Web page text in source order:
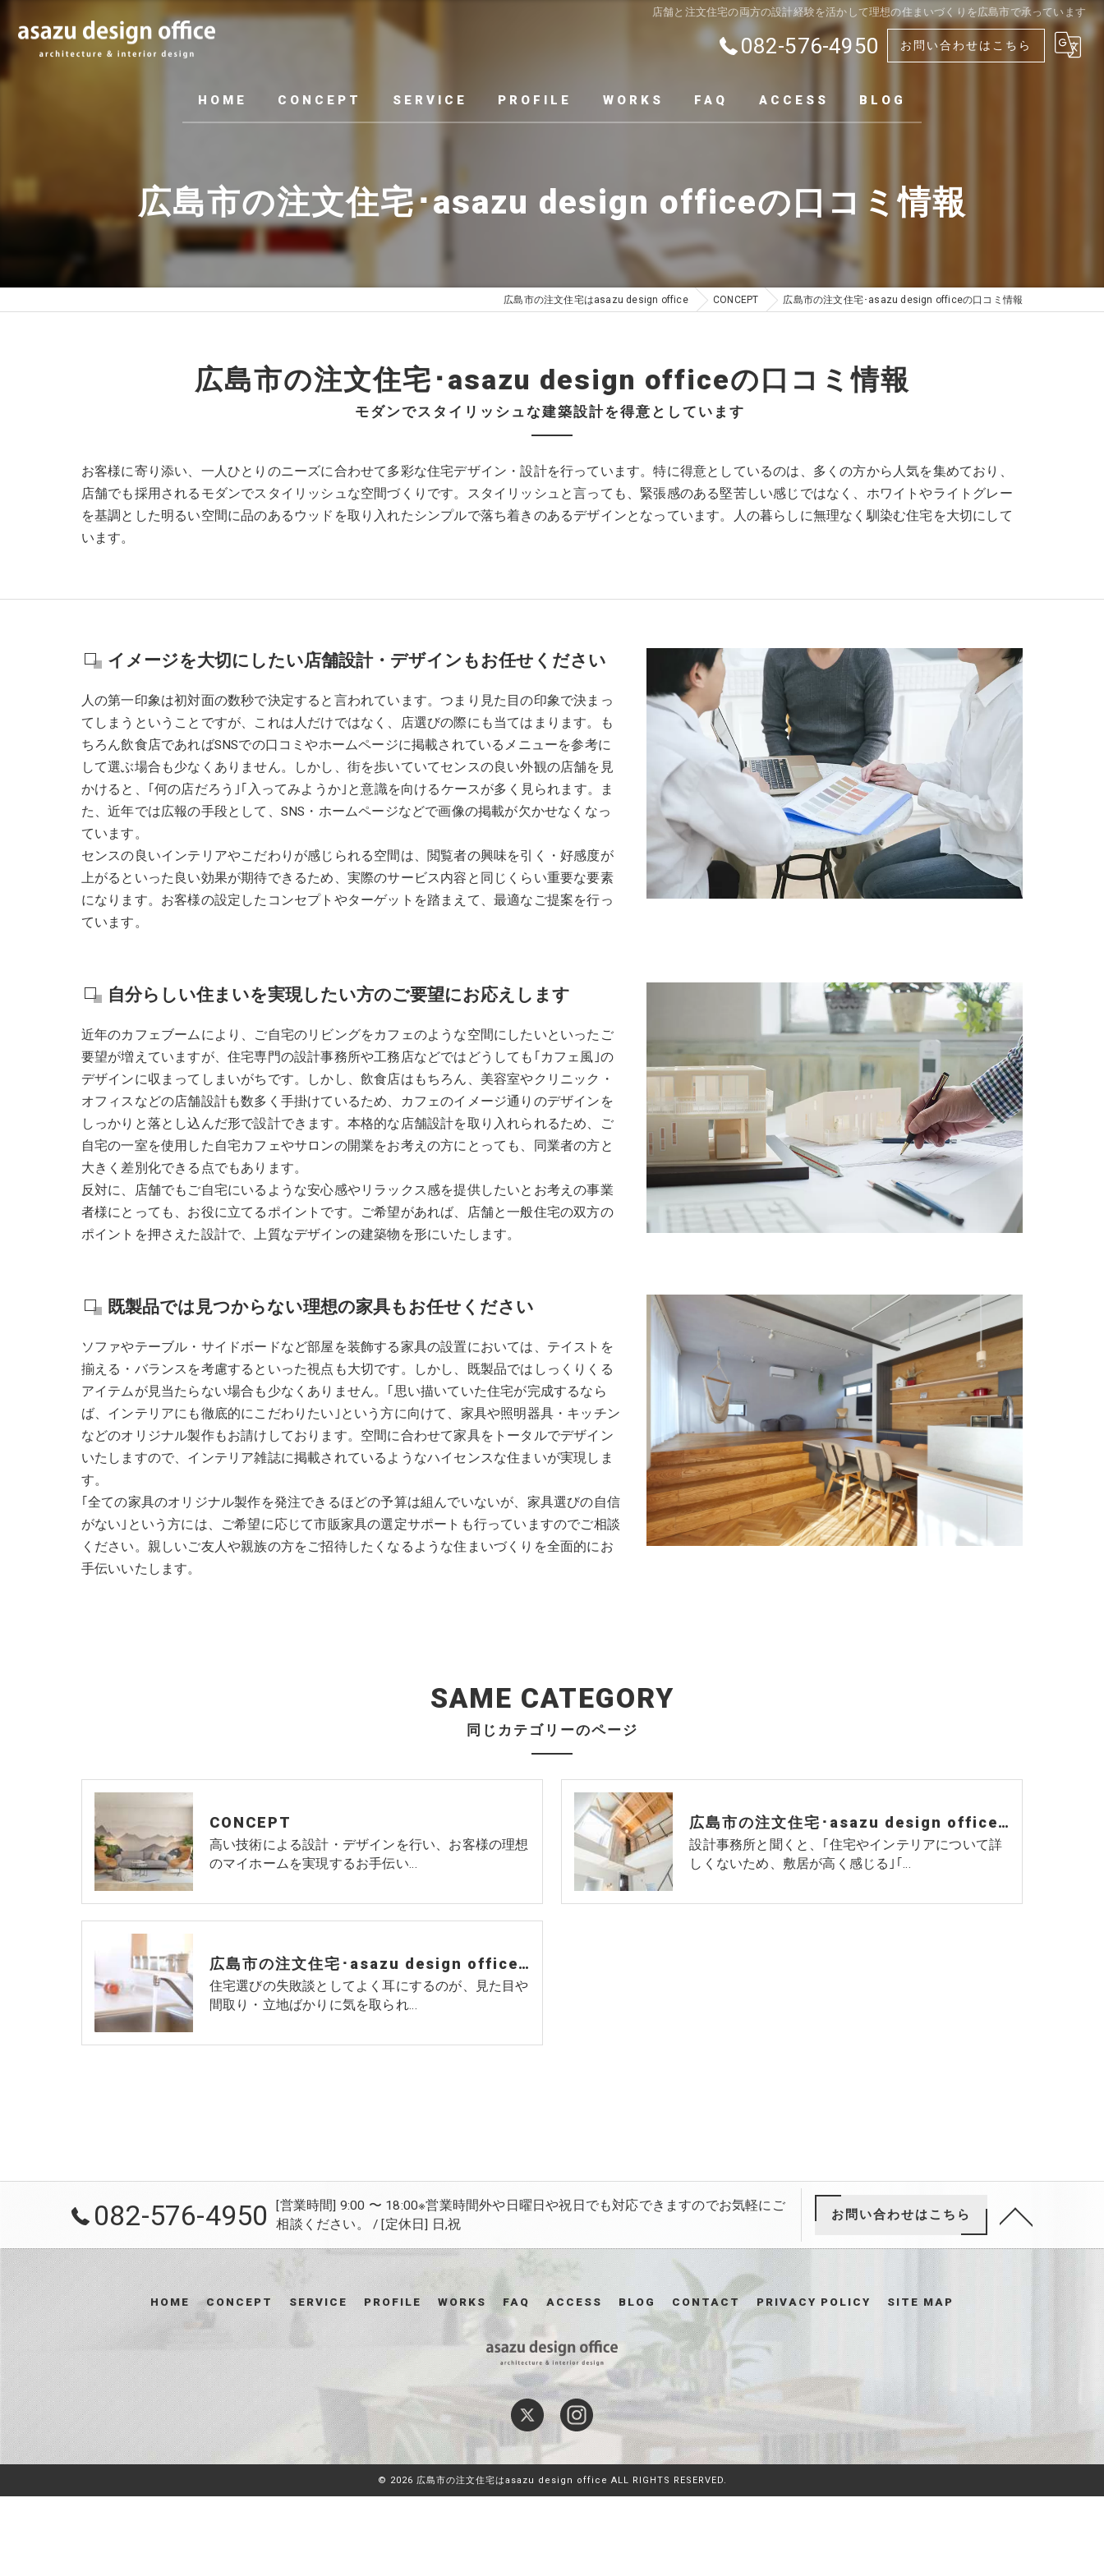
店舗と注文住宅の両方の設計経験を活かして理想の住まいづくりを広島市で承っています
082-576-4950 お問い合わせはこちら
HOME CONCEPT SERVICE PROFILE WORKS FAQ ACCESS BLOG
広島市の注文住宅･asazu design officeの口コミ情報
広島市の注文住宅はasazu design office CONCEPT 広島市の注文住宅･asazu design officeの口コミ情報
モダンでスタイリッシュな建築設計を得意としています
広島市の注文住宅･asazu design officeの口コミ情報
お客様に寄り添い、一人ひとりのニーズに合わせて多彩な住宅デザイン・設計を行っています。特に得意としているのは、多くの方から人気を集めており、
店舗でも採用されるモダンでスタイリッシュな空間づくりです。スタイリッシュと言っても、緊張感のある堅苦しい感じではなく、ホワイトやライトグレー
を基調とした明るい空間に品のあるウッドを取り入れたシンプルで落ち着きのあるデザインとなっています。人の暮らしに無理なく馴染む住宅を大切にして
います。
イメージを大切にしたい店舗設計・デザインもお任せください
人の第一印象は初対面の数秒で決定すると言われています。つまり見た目の印象で決まっ
てしまうということですが、これは人だけではなく、店選びの際にも当てはまります。も
ちろん飲食店であればSNSでの口コミやホームページに掲載されているメニューを参考に
して選ぶ場合も少なくありません。しかし、街を歩いていてセンスの良い外観の店舗を見
かけると、｢何の店だろう｣｢入ってみようか｣と意識を向けるケースが多く見られます。ま
た、近年では広報の手段として、SNS・ホームページなどで画像の掲載が欠かせなくなっ
ています。
センスの良いインテリアやこだわりが感じられる空間は、閲覧者の興味を引く・好感度が
上がるといった良い効果が期待できるため、実際のサービス内容と同じくらい重要な要素
になります。お客様の設定したコンセプトやターゲットを踏まえて、最適なご提案を行っ
ています。
自分らしい住まいを実現したい方のご要望にお応えします
近年のカフェブームにより、ご自宅のリビングをカフェのような空間にしたいといったご
要望が増えていますが、住宅専門の設計事務所や工務店などではどうしても｢カフェ風｣の
デザインに収まってしまいがちです。しかし、飲食店はもちろん、美容室やクリニック・
オフィスなどの店舗設計も数多く手掛けているため、カフェのイメージ通りのデザインを
しっかりと落とし込んだ形で設計できます。本格的な店舗設計を取り入れられるため、ご
自宅の一室を使用した自宅カフェやサロンの開業をお考えの方にとっても、同業者の方と
大きく差別化できる点でもあります。
反対に、店舗でもご自宅にいるような安心感やリラックス感を提供したいとお考えの事業
者様にとっても、お役に立てるポイントです。ご希望があれば、店舗と一般住宅の双方の
ポイントを押さえた設計で、上質なデザインの建築物を形にいたします。
既製品では見つからない理想の家具もお任せください
ソファやテーブル・サイドボードなど部屋を装飾する家具の設置においては、テイストを
揃える・バランスを考慮するといった視点も大切です。しかし、既製品ではしっくりくる
アイテムが見当たらない場合も少なくありません。｢思い描いていた住宅が完成するなら
ば、インテリアにも徹底的にこだわりたい｣という方に向けて、家具や照明器具・キッチン
などのオリジナル製作もお請けしております。空間に合わせて家具をトータルでデザイン
いたしますので、インテリア雑誌に掲載されているようなハイセンスな住まいが実現しま
す。
｢全ての家具のオリジナル製作を発注できるほどの予算は組んでいないが、家具選びの自信
がない｣という方には、ご希望に応じて市販家具の選定サポートも行っていますのでご相談
ください。親しいご友人や親族の方をご招待したくなるような住まいづくりを全面的にお
手伝いいたします。
同じカテゴリーのページ
SAME CATEGORY
CONCEPT
高い技術による設計・デザインを行い、お客様の理想
のマイホームを実現するお手伝い…
広島市の注文住宅･asazu design officeの評判
設計事務所と聞くと、｢住宅やインテリアについて詳
しくないため、敷居が高く感じる｣｢…
広島市の注文住宅･asazu design officeのお客様の声
住宅選びの失敗談としてよく耳にするのが、見た目や
間取り・立地ばかりに気を取られ…
082-576-4950
[営業時間] 9:00 〜 18:00※営業時間外や日曜日や祝日でも対応できますのでお気軽にご
相談ください。 / [定休日] 日,祝
お問い合わせはこちら
HOME CONCEPT SERVICE PROFILE WORKS FAQ ACCESS BLOG CONTACT PRIVACY POLICY SITE MAP
© 2026 広島市の注文住宅はasazu design office ALL RIGHTS RESERVED.